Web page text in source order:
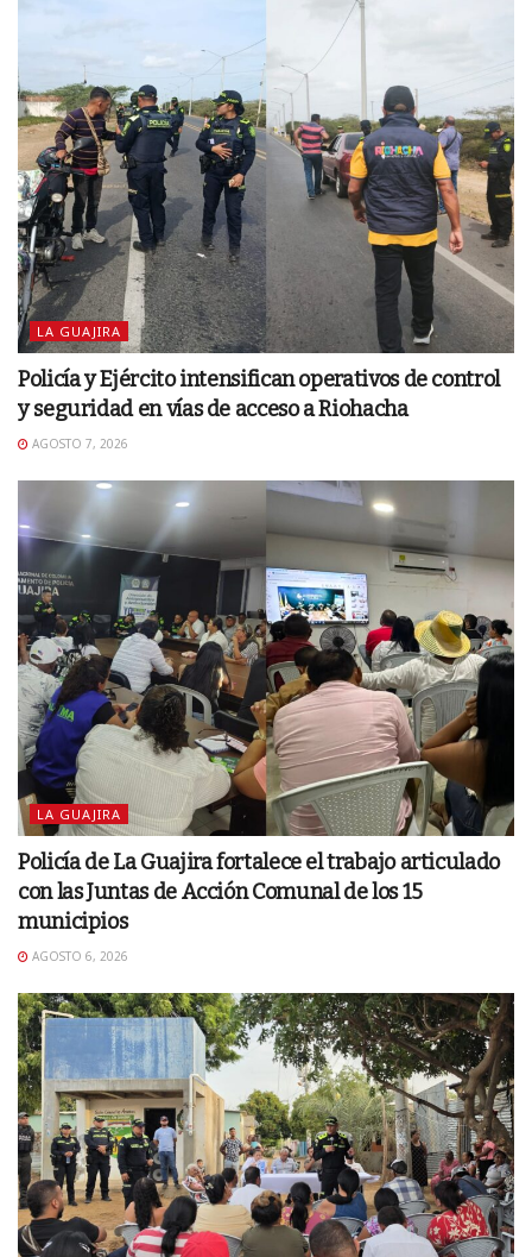
LA GUAJIRA
Policía y Ejército intensifican operativos de control
y seguridad en vías de acceso a Riohacha
AGOSTO 7, 2026
LA GUAJIRA
Policía de La Guajira fortalece el trabajo articulado
con las Juntas de Acción Comunal de los 15
municipios
AGOSTO 6, 2026